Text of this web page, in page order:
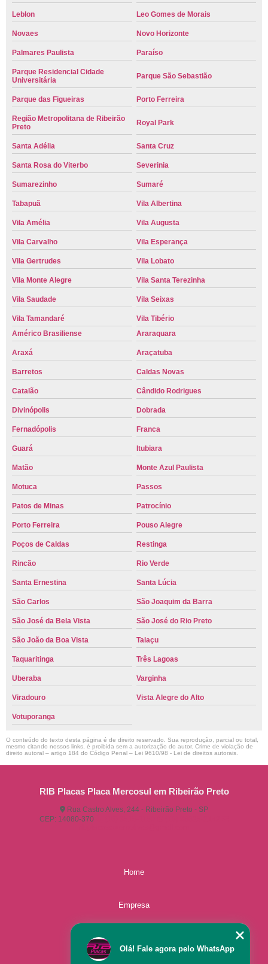
Leblon Leo Gomes de Morais
Novaes Novo Horizonte
Palmares Paulista Paraíso
Parque Residencial Cidade
Universitária
Parque São Sebastião
Parque das Figueiras Porto Ferreira
Região Metropolitana de Ribeirão
Preto
Royal Park
Santa Adélia Santa Cruz
Santa Rosa do Viterbo Severinia
Sumarezinho Sumaré
Tabapuã Vila Albertina
Vila Amélia Vila Augusta
Vila Carvalho Vila Esperança
Vila Gertrudes Vila Lobato
Vila Monte Alegre Vila Santa Terezinha
Vila Saudade Vila Seixas
Vila Tamandaré
Vila Tibério
Américo Brasiliense
Araraquara
Araxá Araçatuba
Barretos Caldas Novas
Catalão Cândido Rodrigues
Divinópolis Dobrada
Fernadópolis Franca
Guará Itubiara
Matão Monte Azul Paulista
Motuca Passos
Patos de Minas Patrocínio
Porto Ferreira Pouso Alegre
Poços de Caldas Restinga
Rincão Rio Verde
Santa Ernestina Santa Lúcia
São Carlos São Joaquim da Barra
São José da Bela Vista São José do Rio Preto
São João da Boa Vista Taiaçu
Taquaritinga Três Lagoas
Uberaba Varginha
Viradouro Vista Alegre do Alto
Votuporanga
O conteúdo do texto desta página é de direito reservado. Sua reprodução, parcial ou total,
mesmo citando nossos links, é proibida sem a autorização do autor. Crime de violação de
direito autoral – artigo 184 do Código Penal – Lei 9610/98 - Lei de direitos autorais
RIB Placas Placa Mercosul em Ribeirão Preto
Rua Castro Alves, 244 - Ribeirão Preto - SP
CEP: 14080-370
Home
Empresa
Olá! Fale agora pelo WhatsApp